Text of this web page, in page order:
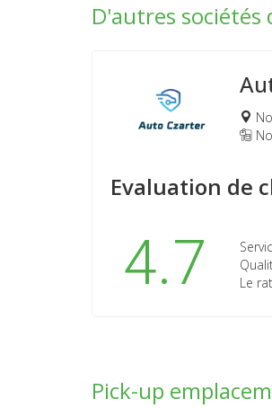
D'autres sociétés
Evaluation de
4.7
Le
Pick-up